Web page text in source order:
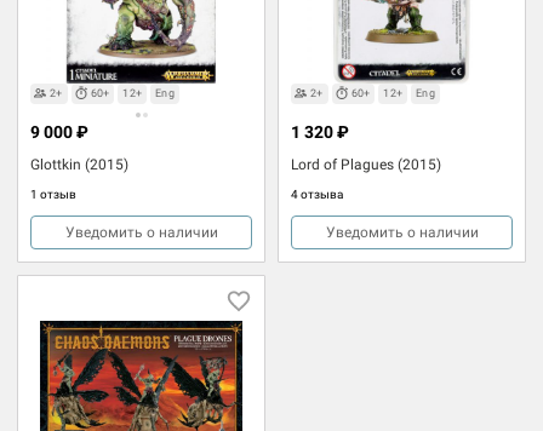
2+ 60+ 12+ Eng
Glottkin (2015)
1 отзыв
9 000 ₽
Уведомить о наличии
2+ 60+ 12+ Eng
Lord of Plagues (2015)
4 отзыва
1 320 ₽
Уведомить о наличии